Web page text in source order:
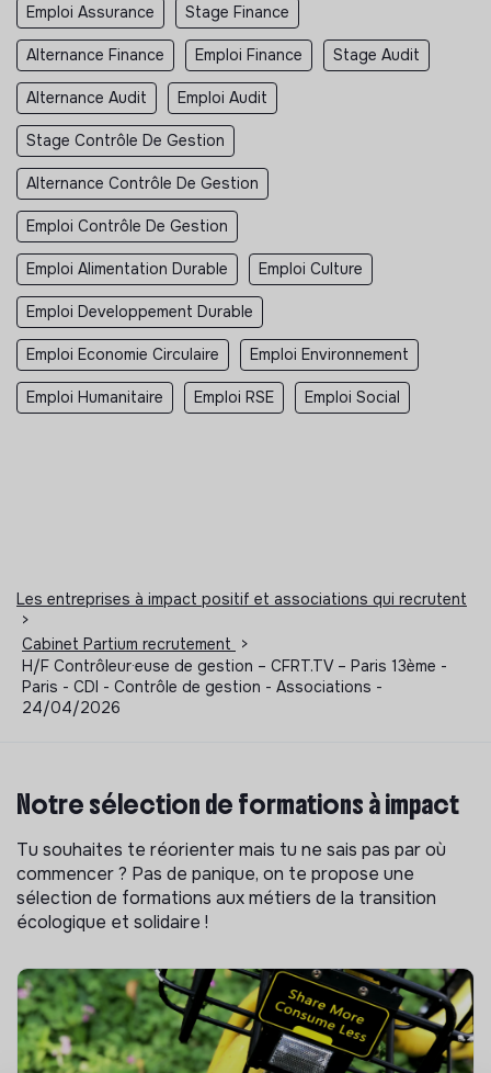
Emploi Assurance Stage Finance
Alternance Finance Emploi Finance Stage Audit
Alternance Audit Emploi Audit
Stage Contrôle De Gestion
Alternance Contrôle De Gestion
Emploi Contrôle De Gestion
Emploi Alimentation Durable Emploi Culture
Emploi Developpement Durable
Emploi Economie Circulaire Emploi Environnement
Emploi Humanitaire Emploi RSE Emploi Social
Les entreprises à impact positif et associations qui recrutent
>
Cabinet Partium recrutement
>
H/F Contrôleur·euse de gestion – CFRT.TV – Paris 13ème -
Paris - CDI - Contrôle de gestion - Associations -
24/04/2026
Notre sélection de formations à impact
Tu souhaites te réorienter mais tu ne sais pas par où
commencer ? Pas de panique, on te propose une
sélection de formations aux métiers de la transition
écologique et solidaire !